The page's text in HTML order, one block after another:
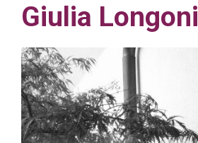
Giulia Longoni